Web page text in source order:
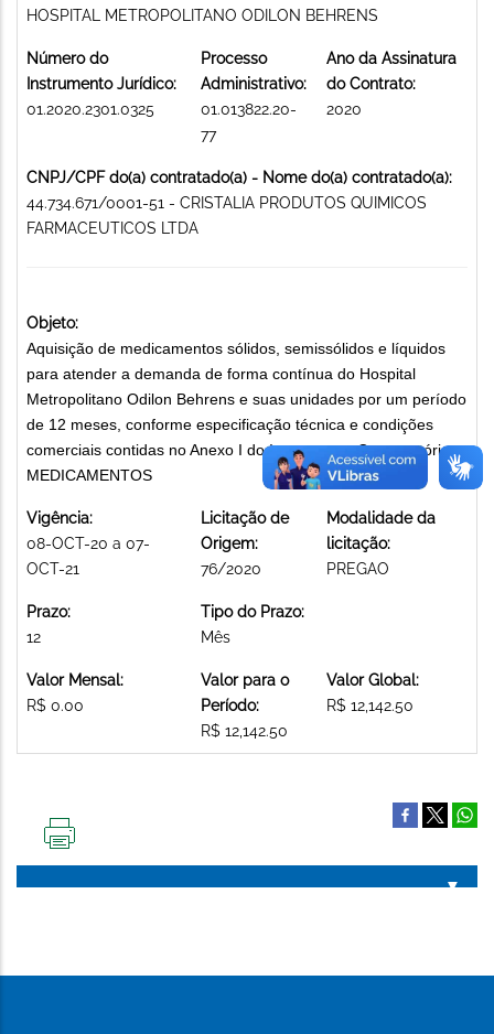
HOSPITAL METROPOLITANO ODILON BEHRENS
Número do
Instrumento Jurídico:
01.2020.2301.0325
Processo
Administrativo:
01.013822.20-
77
Ano da Assinatura
do Contrato:
2020
CNPJ/CPF do(a) contratado(a) - Nome do(a) contratado(a):
44.734.671/0001-51 - CRISTALIA PRODUTOS QUIMICOS
FARMACEUTICOS LTDA
Objeto:
Aquisição de medicamentos sólidos, semissólidos e líquidos
para atender a demanda de forma contínua do Hospital
Metropolitano Odilon Behrens e suas unidades por um período
de 12 meses, conforme especificação técnica e condições
comerciais contidas no Anexo I do Instrumento Convocatório.
MEDICAMENTOS
Vigência:
08-OCT-20 a 07-
OCT-21
Licitação de
Origem:
76/2020
Modalidade da
licitação:
PREGAO
Prazo:
12
Tipo do Prazo:
Mês
Valor Mensal:
R$ 0.00
Valor para o
Período:
R$ 12,142.50
Valor Global:
R$ 12,142.50
PÁGINA